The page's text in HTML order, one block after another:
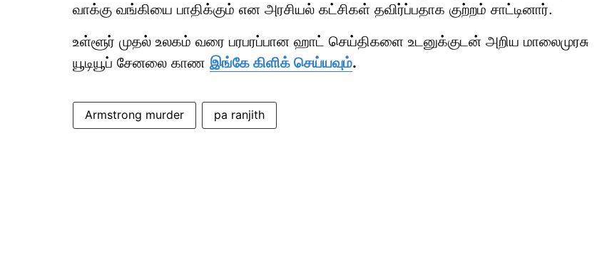
வாக்கு வங்கியை பாதிக்கும் என அரசியல் கட்சிகள் தவிர்ப்பதாக குற்றம் சாட்டினார்.
உள்ளூர் முதல் உலகம் வரை பரபரப்பான ஹாட் செய்திகளை உடனுக்குடன் அறிய மாலைமுரசு
யூடியூப் சேனலை காண இங்கே கிளிக் செய்யவும்.
Armstrong murder pa ranjith